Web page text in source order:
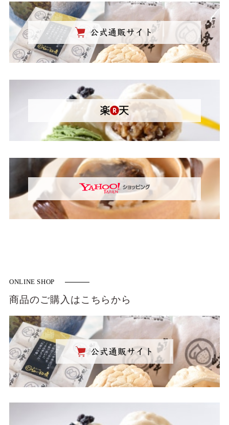
ONLINE SHOP
商品のご購入はこちらから